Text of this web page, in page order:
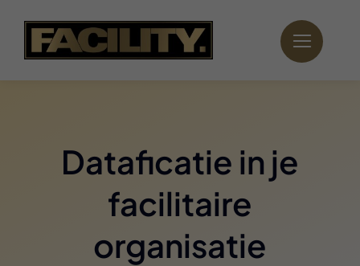
inhoud
Dataficatie in je
facilitaire
organisatie